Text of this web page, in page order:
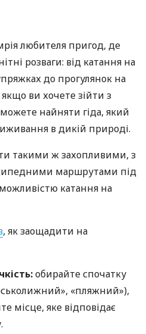
любителя пригод, де
розваги: ​​від катання на
до прогулянок на
ви хочете зійти з
найняти гіда, який
в дикій природі.
такими ж захопливими, з
маршрутами під
катання на
, як заощадити на
обирайте спочатку
«пляжний»),
місце, яке відповідає